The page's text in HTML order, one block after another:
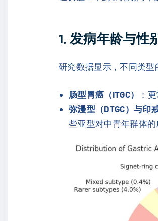
1. 发病年龄与性
研究数据显示，不同类型
肠型胃癌（ITGC） ：
弥漫型（DTGC）与印
些亚型对中青年群体的